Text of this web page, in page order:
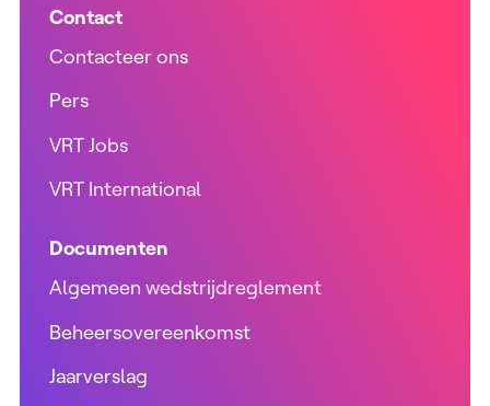
Contact
Contacteer ons
Pers
VRT Jobs
VRT International
Documenten
Algemeen wedstrijdreglement
Beheersovereenkomst
Jaarverslag